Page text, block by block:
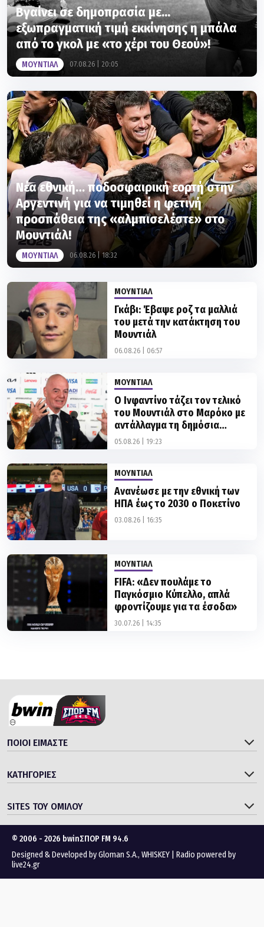
Βγαίνει σε δημοπρασία με...
εξωπραγματική τιμή εκκίνησης η μπάλα
από το γκολ με «το χέρι του Θεού»!
ΜΟΥΝΤΙΑΛ 07.08.26 | 20:05
Νέα εθνική… ποδοσφαιρική εορτή στην
Αργεντινή για να τιμηθεί η φετινή
προσπάθεια της «αλμπισελέστε» στο
Μουντιάλ!
ΜΟΥΝΤΙΑΛ 06.08.26 | 18:32
ΜΟΥΝΤΙΑΛ
Γκάβι: Έβαψε ροζ τα μαλλιά
του μετά την κατάκτηση του
Μουντιάλ
06.08.26 | 06:57
ΜΟΥΝΤΙΑΛ
Ο Ινφαντίνο τάζει τον τελικό
του Μουντιάλ στο Μαρόκο με
αντάλλαγμα τη δημόσια
στήριξη της ομοσπονδίας
05.08.26 | 19:23
ΜΟΥΝΤΙΑΛ
Ανανέωσε με την εθνική των
ΗΠΑ έως το 2030 ο Ποκετίνο
03.08.26 | 16:35
ΜΟΥΝΤΙΑΛ
FIFA: «Δεν πουλάμε το
Παγκόσμιο Κύπελλο, απλά
φροντίζουμε για τα έσοδα»
30.07.26 | 14:35
ΠΟΙΟΙ ΕΙΜΑΣΤΕ
ΚΑΤΗΓΟΡΙΕΣ
SITES ΤΟΥ ΟΜΙΛΟΥ
© 2006 - 2026 bwinΣΠΟΡ FM 94.6
Designed & Developed byGloman S.A., WHISKEY
Radio powered by
live24.gr